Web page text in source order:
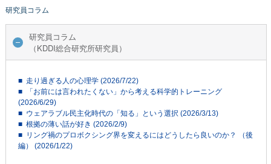
研究員コラム
研究員コラム
（KDDI総合研究所研究員）
■ 走り過ぎる人の心理学 (2026/7/22)
■ 「お前には言われたくない」から考える科学的トレーニング
(2026/6/29)
■ ウェアラブル民主化時代の「知る」という選択 (2026/3/13)
■ 根拠の薄い話が好き (2026/2/9)
■ リング禍のプロボクシング界を変えるにはどうしたら良いのか？ （後
編） (2026/1/22)